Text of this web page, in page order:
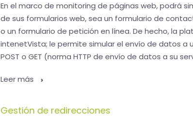
En el marco de monitoring de páginas web, podrá
de sus formularios web, sea un formulario de
o un formulario de petición en línea. De hecho, la
intenetVista; le permite simular el envío de datos a
POST o GET (norma HTTP de envío de datos a su
Leer más
Gestión de redirecciones